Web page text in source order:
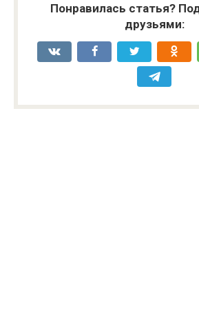
Понравилась статья?
друзьями: